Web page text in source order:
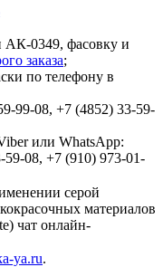
АК-0349, фасовку и
заказа;
по телефону в
99-08, +7 (4852) 33-59-
или WhatsApp:
59-08, +7 (910) 973-01-
серой
материалов
чат онлайн-
ya.ru.